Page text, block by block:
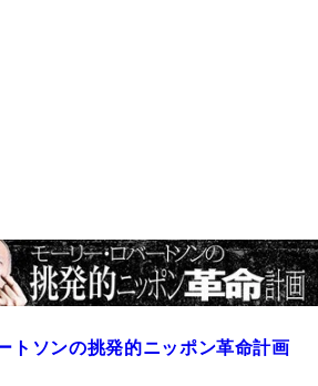
トソンの挑発的ニッポン革命計画